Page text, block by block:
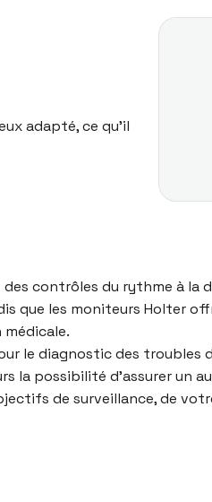
adapté, ce qu’il
des contrôles du rythme à
que les moniteurs Holter
le diagnostic des troubles
la possibilité d’assurer un
de surveillance, de